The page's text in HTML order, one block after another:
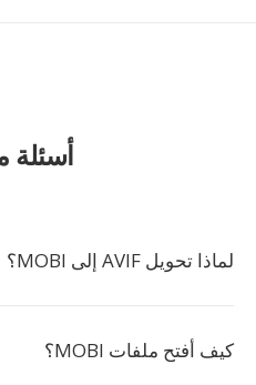
أسئلة
لماذا تحويل AVIF إلى MOBI؟
كيف أفتح ملفات MOBI؟